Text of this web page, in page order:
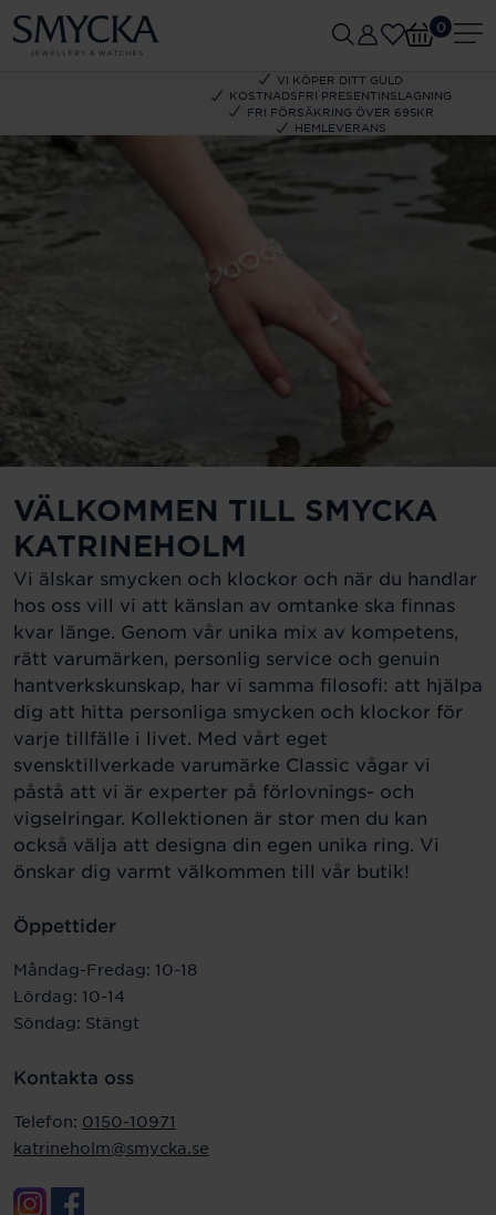
VI KÖPER DITT GULD
KOSTNADSFRI PRESENTINSLAGNING
FRI FÖRSÄKRING ÖVER 695KR
HEMLEVERANS
0
VÄLKOMMEN TILL SMYCKA
KATRINEHOLM
Vi älskar smycken och klockor och när du handlar
hos oss vill vi att känslan av omtanke ska finnas
kvar länge. Genom vår unika mix av kompetens,
rätt varumärken, personlig service och genuin
hantverkskunskap, har vi samma filosofi: att hjälpa
dig att hitta personliga smycken och klockor för
varje tillfälle i livet. Med vårt eget
svensktillverkade varumärke Classic vågar vi
påstå att vi är experter på förlovnings- och
vigselringar. Kollektionen är stor men du kan
också välja att designa din egen unika ring. Vi
önskar dig varmt välkommen till vår butik!
Öppettider
Måndag-Fredag: 10-18
Lördag: 10-14
Söndag: Stängt
Kontakta oss
Telefon: 0150-10971
katrineholm@smycka.se